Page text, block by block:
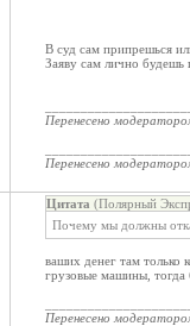
В суд сам припрешься
Заяву сам лично будешь
Перенесено
Перенесено
Цитата (Полярный
Почему мы должны
ваших денег там только
грузовые машины, тогда
Перенесено